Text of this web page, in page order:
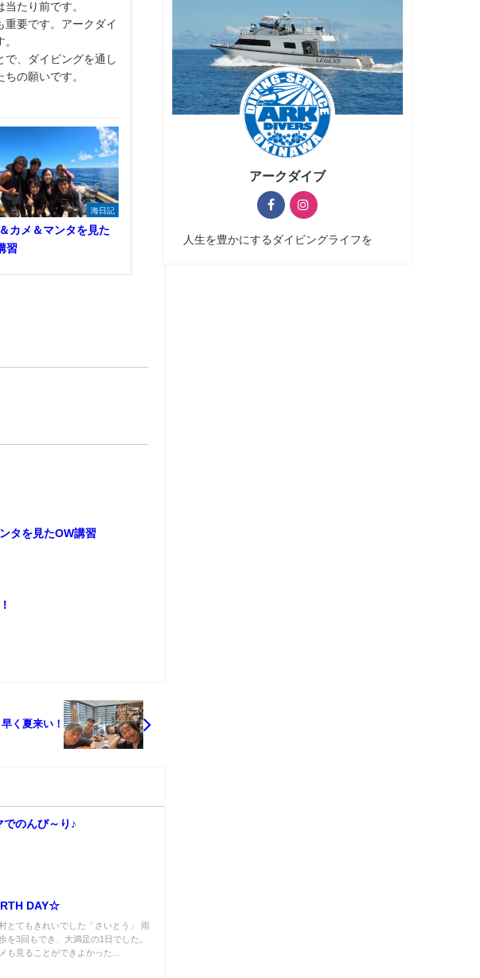
たり前です。
重要です。アークダイ
で、ダイビングを通し
の願いです。
海日記
カメ＆マンタを見た
習
タを見たOW講習
早く夏来い！
でのんび～り♪
DAY☆
とてもきれいでした「さいとう」 雨
を3回もでき、大満足の1日でした。
も見ることができよかった...
アークダイブ
人生を豊かにするダイビングライフを